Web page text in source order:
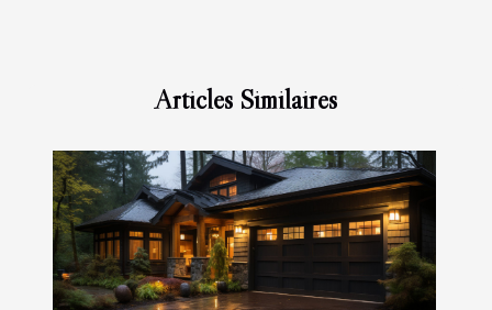
Articles Similaires